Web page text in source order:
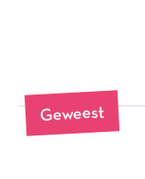
Geweest